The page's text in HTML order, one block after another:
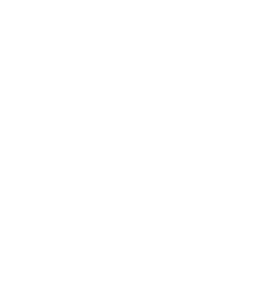
and Form B)（阿
酸）